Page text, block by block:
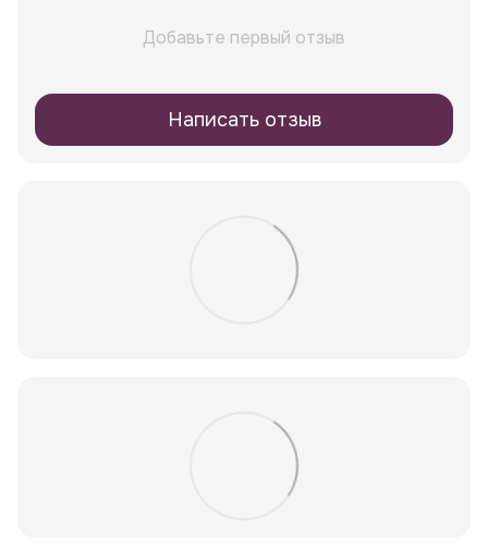
Добавьте первый отзыв
Написать отзыв